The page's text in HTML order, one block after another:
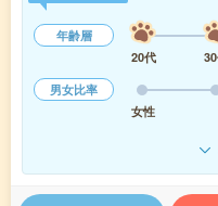
年齢層
20代
男女比率
女性